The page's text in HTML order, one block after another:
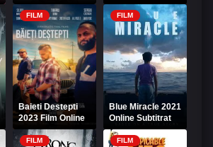
Îl iubesc pe Willie
FILM
Baieti Destepti
2023 Film Online
Romanesc
FILM
Blue Miracle 2021
Online Subtitrat
FILM FILM